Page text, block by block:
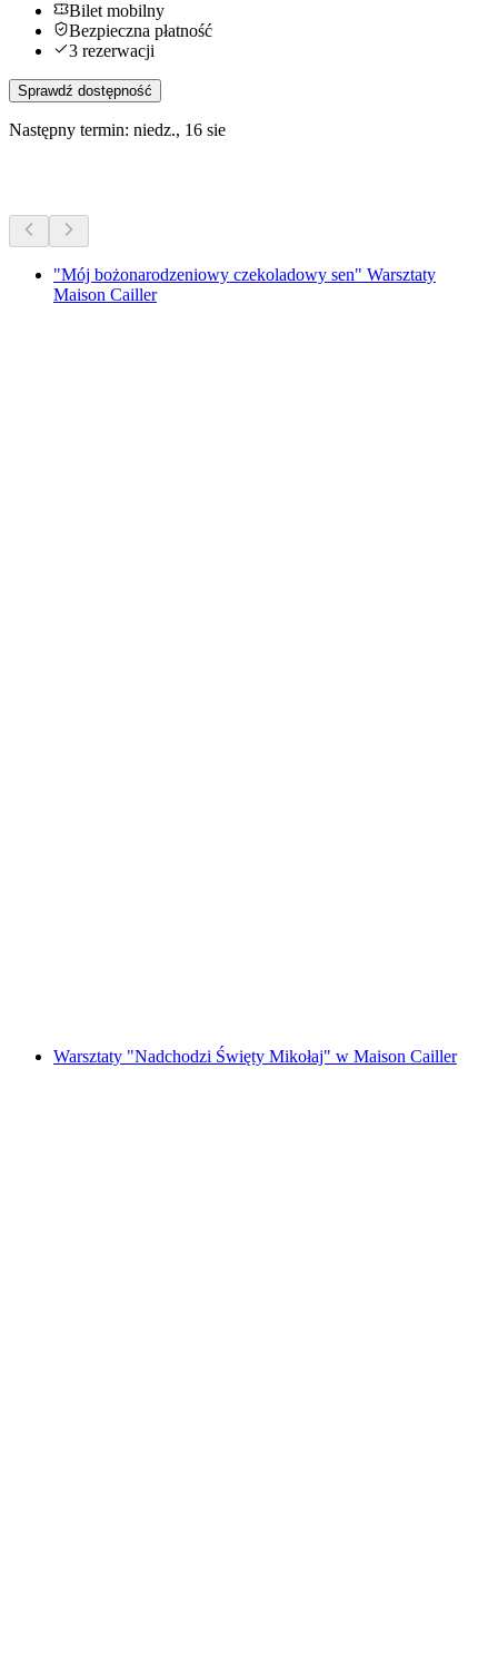
Bilet mobilny
Bezpieczna płatność
3 rezerwacji
Sprawdź dostępność
Następny termin: niedz., 16 sie
"Mój bożonarodzeniowy czekoladowy sen" Warsztaty
Maison Cailler
Warsztaty "Nadchodzi Święty Mikołaj" w Maison Cailler